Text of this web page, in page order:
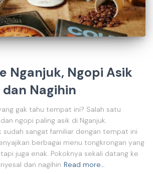
Nganjuk, Ngopi Asik
Nagihin
gak tahu tempat ini? Salah satu
ngopi paling asik di Nganjuk.
sudah sangat familiar dengan tempat ini
berbagai menu tongkrongan yang
juga enak. Pokoknya sekali datang ke
dan nagihin Read more…